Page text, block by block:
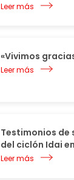
Leer más
«Vivimos
Leer más
Testimonios de
del ciclón Idai
Leer más